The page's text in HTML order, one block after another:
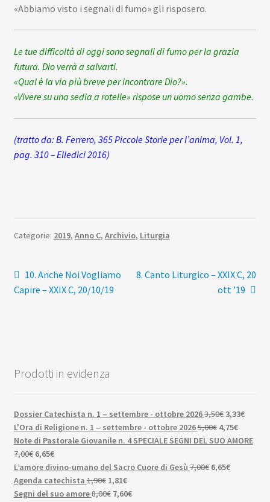
«Abbiamo visto i segnali di fumo» gli risposero.
Le tue difficoltà di oggi sono segnali di fumo per la grazia
futura. Dio verrà a salvarti.
«Qual è la via più breve per incontrare Dio?».
«Vivere su una sedia a rotelle» rispose un uomo senza gambe.
(tratto da: B. Ferrero, 365 Piccole Storie per l’anima, Vol. 1,
pag. 310 – Elledici 2016)
Categorie: 2019, Anno C, Archivio, Liturgia
Navigazione
articoli
Articolo
precedente:
10. Anche Noi Vogliamo
Capire – XXIX C, 20/10/19
Articolo
8. Canto Liturgico – XXIX C, 20
ott ’19
Prodotti in evidenza
Dossier Catechista n. 1 – settembre - ottobre 20263,50€ Il
prezzo
originale
3,50€.
3,33€Il
attuale
L'Ora di Religione n. 1 – settembre - ottobre 20265,00€ Il
prezzo
era:
4,75€Il
prezzo
Note di Pastorale Giovanile n. 4 SPECIALE SEGNI DEL SUO AMORE
7,00€ Il
prezzo
originale
era:
6,65€Il
prezzo
attuale
è:
L’amore divino-umano del Sacro Cuore di Gesù 7,00€ Il6,65€Il
Agenda catechista 1,90€ Il
prezzo
1,81€Il
prezzo
Segni del suo amore8,00€ Il7,60€Il